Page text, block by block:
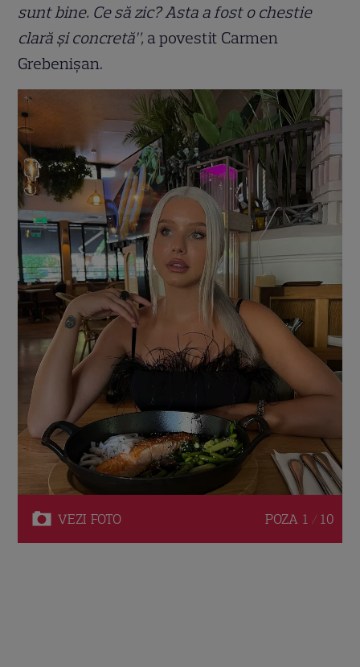
sunt bine. Ce să zic? Asta a fost o chestie
clară și concretă”, a povestit Carmen
Grebenișan.
VEZI FOTO POZA 1 / 10